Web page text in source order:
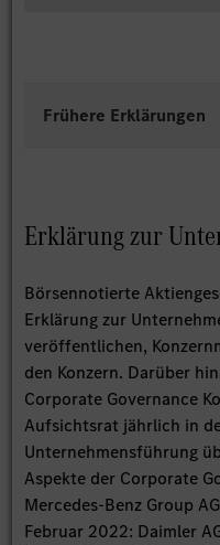
Frühere Erklärungen
Erklärung zur
Börsennotierte
Erklärung zur
veröffentlichen,
den Konzern. Darüber
Corporate Governance
Aufsichtsrat jährlich in
Unternehmensführung
Aspekte der Corporate
Mercedes-Benz Group
Februar 2022: Daimler